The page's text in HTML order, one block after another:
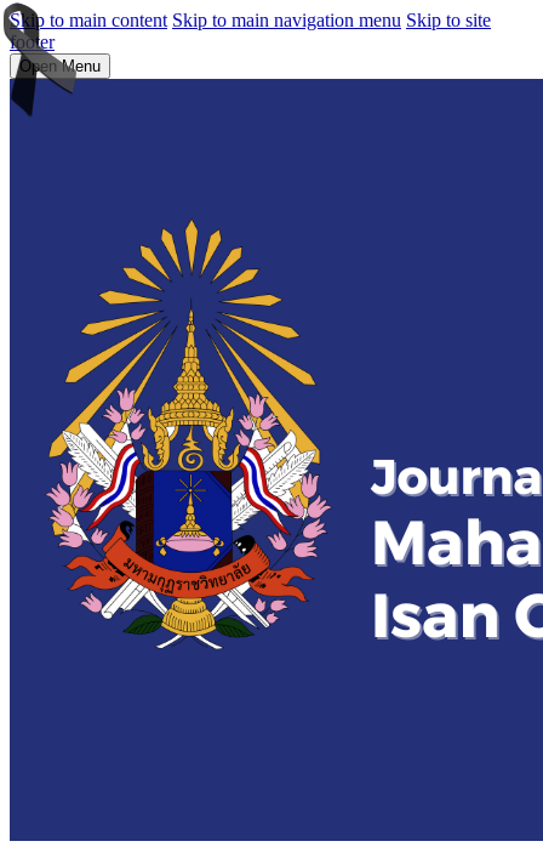
Skip to main content Skip to main navigation menu Skip to site
footer
Open Menu